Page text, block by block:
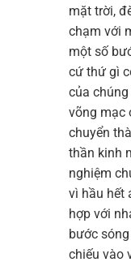
mặt trời,
chạm với
một số
cứ thứ gì
của
võng mạc
chuyển
thần kinh
nghiệm
vì hầu hết
hợp với
bước
chiếu vào